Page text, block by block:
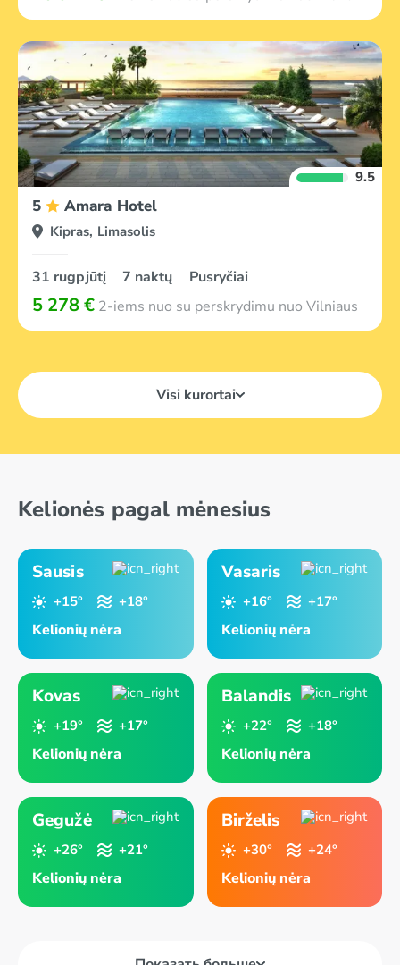
9.5
5 Amara Hotel
Kipras, Limasolis
31 rugpjūtį 7 naktų Pusryčiai
5 278 € 2-iems nuo su perskrydimu nuo Vilniaus
Visi kurortai
Kelionės pagal mėnesius
Sausis
+15° +18°
Kelionių nėra
Vasaris
+16° +17°
Kelionių nėra
Kovas
+19° +17°
Kelionių nėra
Balandis
+22° +18°
Kelionių nėra
Gegužė
+26° +21°
Kelionių nėra
Birželis
+30° +24°
Kelionių nėra